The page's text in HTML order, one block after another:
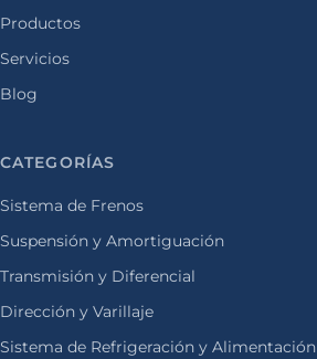
Productos
Servicios
Blog
CATEGORÍAS
Sistema de Frenos
Suspensión y Amortiguación
Transmisión y Diferencial
Dirección y Varillaje
Sistema de Refrigeración y Alimentación